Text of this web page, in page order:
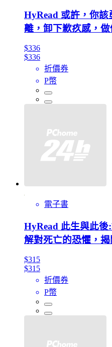
HyRead 或許，你
離，卸下歉疚感，
$336
$336
折價券
P幣
電子書
HyRead 此生與此
解對死亡的恐懼，
$315
$315
折價券
P幣